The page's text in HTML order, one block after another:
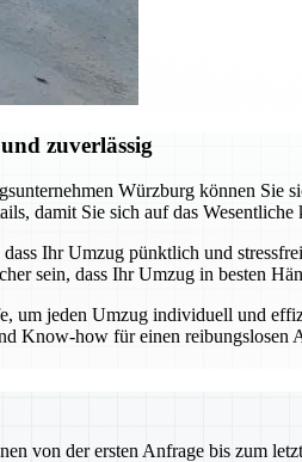
zuverlässig
Würzburg können Sie
damit Sie sich auf das Wesentliche
Ihr Umzug pünktlich und
sein, dass Ihr Umzug in besten
jeden Umzug individuell und
Know-how für einen
von der ersten Anfrage bis zum